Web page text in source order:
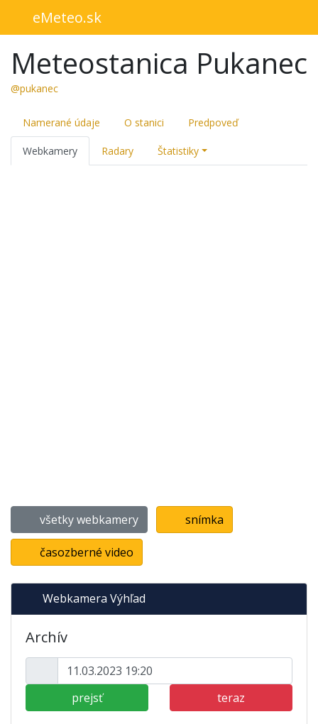
eMeteo.sk
Meteostanica Pukanec
@pukanec
Namerané údaje O stanici Predpoveď
Webkamery Radary Štatistiky
všetky webkamery snímka
časozberné video
Webkamera Výhľad
Archív
prejsť teraz